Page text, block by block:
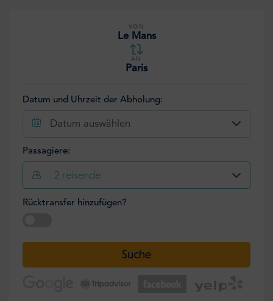
VON
Le Mans
AN
Paris
Datum und Uhrzeit der Abholung:
Datum auswählen
Passagiere:
2 reisende
Rücktransfer hinzufügen?
Suche